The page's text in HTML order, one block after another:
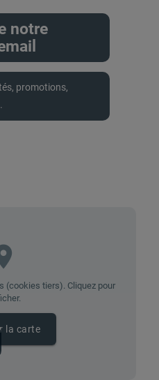
notre
promotions,
(cookies tiers). Cliquez pour
la carte